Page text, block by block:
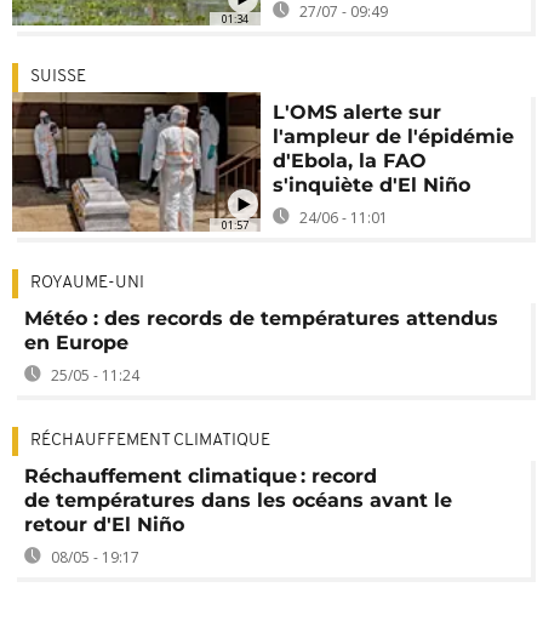
01:34 27/07 - 09:49
01:57
SUISSE
L'OMS alerte sur
l'ampleur de l'épidémie
d'Ebola, la FAO
s'inquiète d'El Niño
24/06 - 11:01
ROYAUME-UNI
Météo : des records de températures attendus
en Europe
25/05 - 11:24
RÉCHAUFFEMENT CLIMATIQUE
Réchauffement climatique : record
de températures dans les océans avant le
retour d'El Niño
08/05 - 19:17